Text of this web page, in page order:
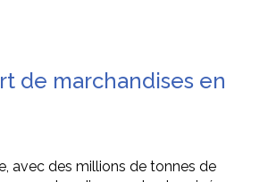
de marchandises en
avec des millions de tonnes de